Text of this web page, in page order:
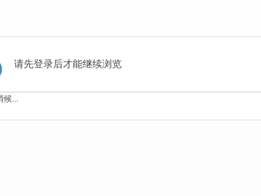
请先登录后才能继续浏览
候...